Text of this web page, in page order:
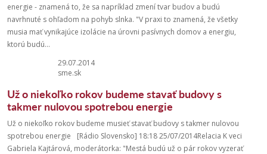
energie - znamená to, že sa napríklad zmení tvar budov a budú
navrhnuté s ohľadom na pohyb slnka. "V praxi to znamená, že všetky
musia mať vynikajúce izolácie na úrovni pasívnych domov a energiu,
ktorú budú...
29.07.2014
sme.sk
Už o niekoľko rokov budeme stavať budovy s
takmer nulovou spotrebou energie
Už o niekoľko rokov budeme musieť stavať budovy s takmer nulovou
spotrebou energie [Rádio Slovensko] 18:18 25/07/2014Relacia K veci
Gabriela Kajtárová, moderátorka: "Mestá budú už o pár rokov vyzerať